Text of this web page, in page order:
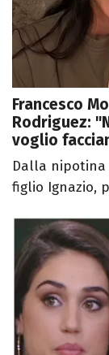
Francesco
Rodriguez:
voglio
Dalla
figlio Ignazio,